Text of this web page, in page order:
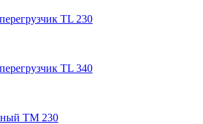
TL 230
TL 340
TM 230